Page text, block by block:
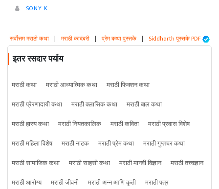
SONY K
सर्वोत्तम मराठी कथा | मराठी कादंबरी | प्रेम कथा पुस्तके | Siddharth पुस्तके PDF
इतर रसदार पर्याय
मराठी कथा मराठी आध्यात्मिक कथा
मराठी फिक्शन कथा
मराठी प्रेरणादायी कथा
मराठी क्लासिक कथा
मराठी बाल कथा
मराठी हास्य कथा
मराठी नियतकालिक मराठी कविता
मराठी प्रवास विशेष
मराठी महिला विशेष
मराठी नाटक मराठी प्रेम कथा
मराठी गुप्तचर कथा
मराठी सामाजिक कथा
मराठी साहसी कथा मराठी मानवी विज्ञान
मराठी तत्त्वज्ञान
मराठी आरोग्य
मराठी जीवनी मराठी अन्न आणि कृती
मराठी पत्र